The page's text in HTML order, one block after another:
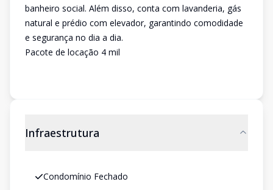
banheiro social. Além disso, conta com lavanderia, gás
natural e prédio com elevador, garantindo comodidade
e segurança no dia a dia.
Pacote de locação 4 mil
Infraestrutura
Condomínio Fechado